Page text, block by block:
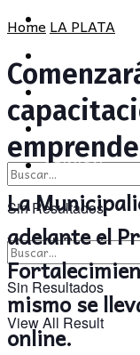
CULTURA
OPINIÓN
Sin Resultados
View All Result
PROVINCIA
SOCIEDAD
OPINIÓN
Sin Resultados
View All Result
HomeLA PLATA
La
adelante el
mismo se
online.